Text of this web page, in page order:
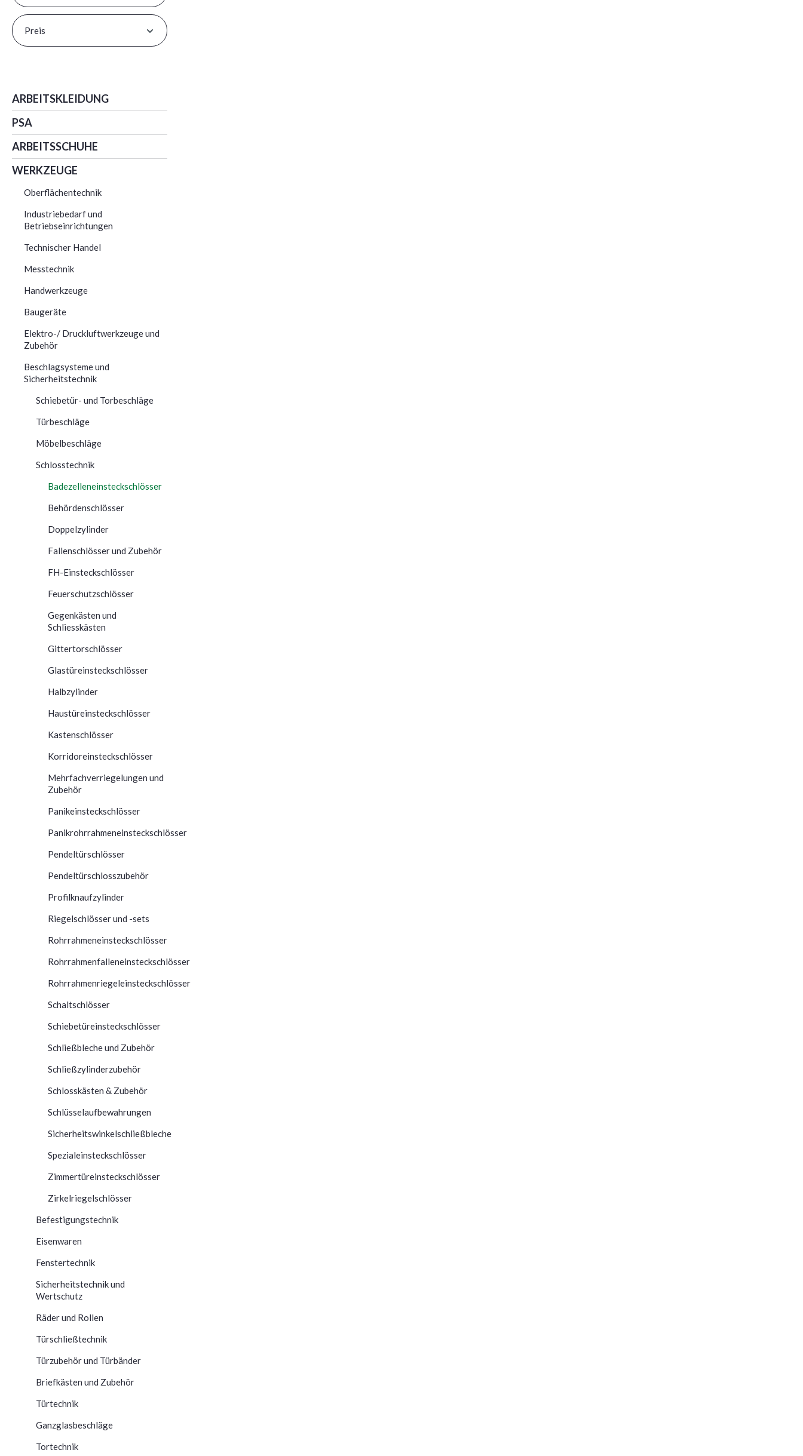
Preis
ARBEITSKLEIDUNG
PSA
ARBEITSSCHUHE
WERKZEUGE
Oberflächentechnik
Industriebedarf und
Betriebseinrichtungen
Technischer Handel
Messtechnik
Handwerkzeuge
Baugeräte
Elektro-/ Druckluftwerkzeuge und
Zubehör
Beschlagsysteme und
Sicherheitstechnik
Schiebetür- und Torbeschläge
Türbeschläge
Möbelbeschläge
Schlosstechnik
Badezelleneinsteckschlösser
Behördenschlösser
Doppelzylinder
Fallenschlösser und Zubehör
FH-Einsteckschlösser
Feuerschutzschlösser
Gegenkästen und
Schliesskästen
Gittertorschlösser
Glastüreinsteckschlösser
Halbzylinder
Haustüreinsteckschlösser
Kastenschlösser
Korridoreinsteckschlösser
Mehrfachverriegelungen und
Zubehör
Panikeinsteckschlösser
Panikrohrrahmeneinsteckschlösser
Pendeltürschlösser
Pendeltürschlosszubehör
Profilknaufzylinder
Riegelschlösser und -sets
Rohrrahmeneinsteckschlösser
Rohrrahmenfalleneinsteckschlösser
Rohrrahmenriegeleinsteckschlösser
Schaltschlösser
Schiebetüreinsteckschlösser
Schließbleche und Zubehör
Schließzylinderzubehör
Schlosskästen & Zubehör
Schlüsselaufbewahrungen
Sicherheitswinkelschließbleche
Spezialeinsteckschlösser
Zimmertüreinsteckschlösser
Zirkelriegelschlösser
Befestigungstechnik
Eisenwaren
Fenstertechnik
Sicherheitstechnik und
Wertschutz
Räder und Rollen
Türschließtechnik
Türzubehör und Türbänder
Briefkästen und Zubehör
Türtechnik
Ganzglasbeschläge
Tortechnik